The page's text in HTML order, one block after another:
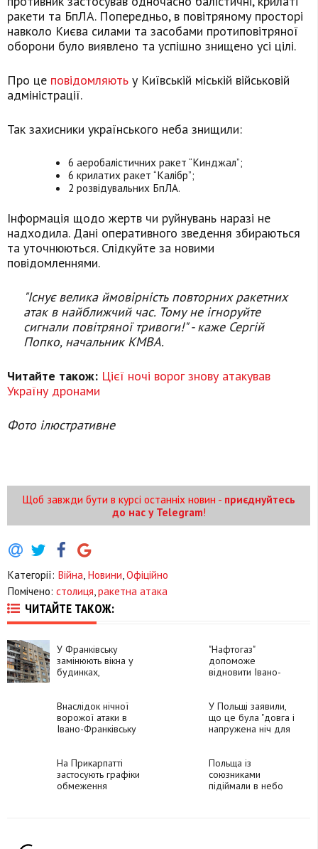
ракети та БпЛА. Попередньо, в повітряному просторі
навколо Києва силами та засобами протиповітряної
оборони було виявлено та успішно знищено усі цілі.
Про це повідомляють у Київській міській військовій
адміністрації.
Так захисники українського неба знищили:
6 аеробалістичних ракет “Кинджал”;
6 крилатих ракет “Калібр”;
2 розвідувальних БпЛА.
Інформація щодо жертв чи руйнувань наразі не
надходила. Дані оперативного зведення збираються
та уточнюються. Слідкуйте за новими
повідомленнями.
"Існує велика ймовірність повторних ракетних
атак в найближчий час. Тому не ігноруйте
сигнали повітряної тривоги!" - каже Сергій
Попко, начальник КМВА.
Читайте також: Цієї ночі ворог знову атакував
Україну дронами
Фото ілюстративне
Щоб завжди бути в курсі останніх новин - приєднуйтесь
до нас у Telegram!
Категорії: Війна Новини Офіційно
Помічено: столиця ракетна атака
ЧИТАЙТЕ ТАКОЖ:
У Франківську
замінюють вікна у
будинках,
"Нафтогаз"
допоможе
відновити Івано-
технічний
університет нафти і
газу
Внаслідок нічної
ворожої атаки в
Івано-Франківську
дитсадок, -
Марцінків (ВІДЕО)
У Польщі заявили,
що це була "довга і
напружена ніч для
На Прикарпатті
застосують графіки
обмеження
Польща із
союзниками
підіймали в небо